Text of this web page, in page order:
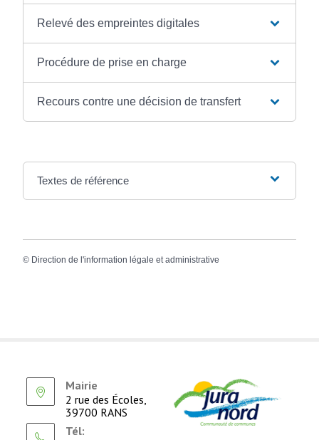
Relevé des empreintes digitales
Procédure de prise en charge
Recours contre une décision de transfert
Textes de référence
© Direction de l'information légale et administrative
Mairie
2 rue des Écoles,
39700 RANS
Tél: